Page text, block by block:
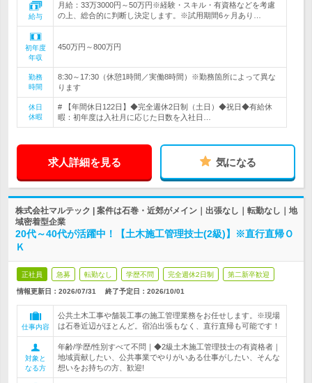
給与
月給：33万3000円～50万円※経験・スキル・有資格などを考慮
の上、総合的に判断し決定します。※試用期間6ヶ月あり…
初年度
年収
450万円～800万円
勤務
時間
8:30～17:30（休憩1時間／実働8時間）※勤務箇所によって異な
ります
休日
休暇
# 【年間休日122日】◆完全週休2日制（土日）◆祝日◆有給休
暇：初年度は入社月に応じた日数を入社日…
求人詳細を見る 気になる
株式会社マルテック | 案件は石巻・近郊がメイン｜出張なし｜転勤なし｜地
域密着型企業
20代～40代が活躍中！【土木施工管理技士(2級)】※直行直帰Ｏ
Ｋ
正社員 急募 転勤なし 学歴不問 完全週休2日制 第二新卒歓迎
情報更新日：2026/07/31 終了予定日： 2026/10/01
仕事内容
公共土木工事や舗装工事の施工管理業務をお任せします。※現場
は石巻近辺がほとんど。宿泊出張もなく、直行直帰も可能です！
対象と
なる方
年齢/学歴/性別すべて不問｜◆2級土木施工管理技士の有資格者｜
地域貢献したい、公共事業でやりがいある仕事がしたい、そんな
想いをお持ちの方、歓迎!